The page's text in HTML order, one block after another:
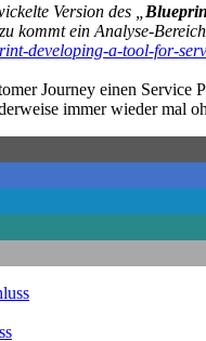
Version des „
kommt ein Analyse-
developing-a-tool-for-
Journey einen
immer wieder mal